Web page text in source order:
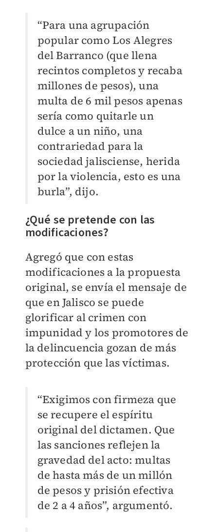
“Para una agrupación
popular como Los Alegres
del Barranco (que llena
recintos completos y recaba
millones de pesos), una
multa de 6 mil pesos apenas
sería como quitarle un
dulce a un niño, una
contrariedad para la
sociedad jalisciense, herida
por la violencia, esto es una
burla”, dijo.
¿Qué se pretende con las
modificaciones?
Agregó que con estas
modificaciones a la propuesta
original, se envía el mensaje de
que en Jalisco se puede
glorificar al crimen con
impunidad y los promotores de
la delincuencia gozan de más
protección que las víctimas.
“Exigimos con firmeza que
se recupere el espíritu
original del dictamen. Que
las sanciones reflejen la
gravedad del acto: multas
de hasta más de un millón
de pesos y prisión efectiva
de 2 a 4 años”, argumentó.